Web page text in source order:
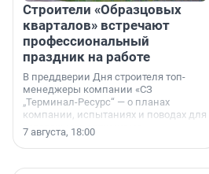
Строители «Образцовых
кварталов» встречают
профессиональный
праздник на работе
В преддверии Дня строителя топ-
менеджеры компании «СЗ
„Терминал-Ресурс“ — о планах
компании, испытаниях и поводах для
осторожного оптимизма.
7 августа, 18:00